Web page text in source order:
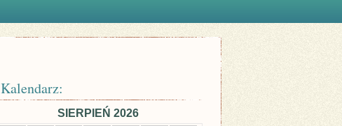
Kalendarz:
SIERPIEŃ 2026